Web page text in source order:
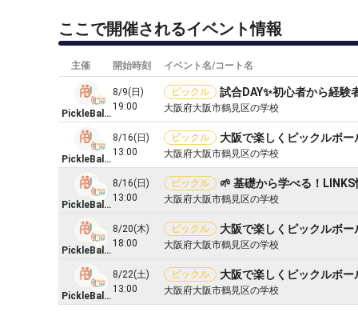
ここで開催されるイベント情報
主催 開始時刻 イベント名/コート名
PickleBall LINKS
8/9(日)
19:00
ピックル 試合DAY✨初心者から経験
大阪府大阪市鶴見区の学校
PickleBall LINKS
8/16(日)
13:00
ピックル 大阪で楽しくピックルボ
大阪府大阪市鶴見区の学校
PickleBall LINKS
8/16(日)
13:00
ピックル 🌱 基礎から学べる！
大阪府大阪市鶴見区の学校
PickleBall LINKS
8/20(木)
18:00
ピックル
大阪府大阪市鶴見区の学校
PickleBall LINKS
8/22(土)
13:00
ピックル
大阪府大阪市鶴見区の学校